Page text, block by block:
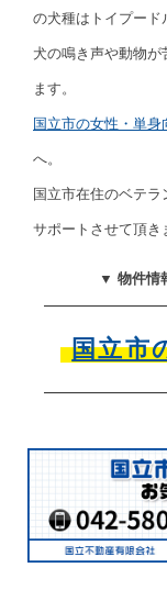
の犬種はトイプード
犬の鳴き声や動物が
ます。
国立市の女性・単
へ。
国立市在住のベテ
サポートさせて頂き
▼ 物件情
国立市